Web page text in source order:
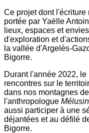
Ce projet dont l'écriture
portée par Yaëlle
lieux, espaces et
d'exploration et
la vallée d'Argelès-
Bigorre.
Durant l'année 2022,
rencontres sur le
dans nos montagnes
l'anthropologue
aussi participer à une
déjantées et au défilé
Bigorre.